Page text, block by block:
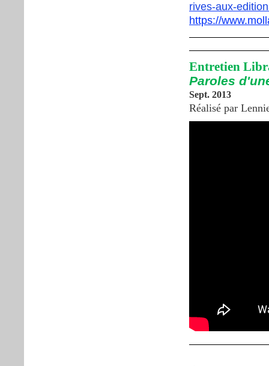
rives-aux-
https://
Entretien
Paroles
Sept. 2013
Réalisé par